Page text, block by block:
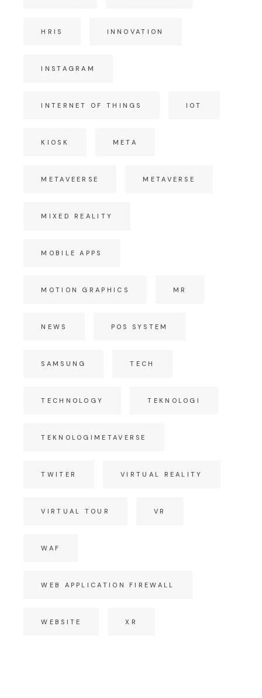
HRIS INNOVATION
INSTAGRAM
INTERNET OF THINGS IOT
KIOSK META
METAVEERSE METAVERSE
MIXED REALITY
MOBILE APPS
MOTION GRAPHICS MR
NEWS POS SYSTEM
SAMSUNG TECH
TECHNOLOGY TEKNOLOGI
TEKNOLOGIMETAVERSE
TWITER VIRTUAL REALITY
VIRTUAL TOUR VR
WAF
WEB APPLICATION FIREWALL
WEBSITE XR